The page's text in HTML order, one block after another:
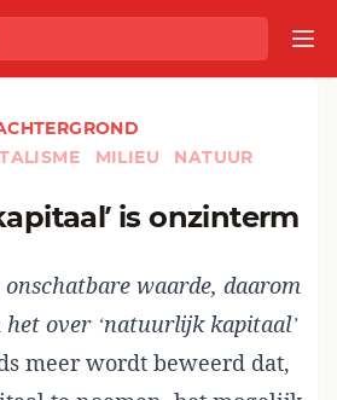
MILIEU NATUUR
kapitaal’ is onzinterm
waarde, daarom
over ‘natuurlijk kapitaal’
meer wordt beweerd dat,